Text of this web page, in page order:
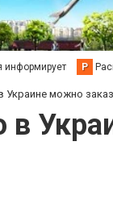
информирует Р
Украине можно
в